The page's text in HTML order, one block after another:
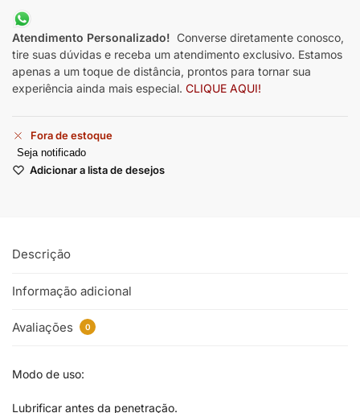
Atendimento Personalizado! Converse diretamente conosco,
tire suas dúvidas e receba um atendimento exclusivo. Estamos
apenas a um toque de distância, prontos para tornar sua
experiência ainda mais especial. CLIQUE AQUI!
Fora de estoque
Seja notificado
Adicionar a lista de desejos
Descrição
Informação adicional
Avaliações 0
Modo de uso:
Lubrificar antes da penetração.